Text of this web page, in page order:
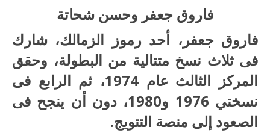
فاروق جعفر وحسن شحاتة
فاروق جعفر، أحد رموز الزمالك، شارك
فى ثلاث نسخ متتالية من البطولة، وحقق
المركز الثالث عام 1974، ثم الرابع فى
نسختي 1976 و1980، دون أن ينجح فى
الصعود إلى منصة التتويج.